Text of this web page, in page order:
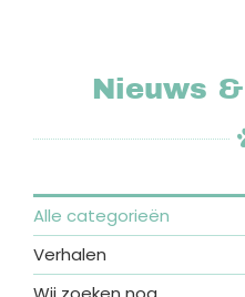
Nieuws
Alle categorieën
Verhalen